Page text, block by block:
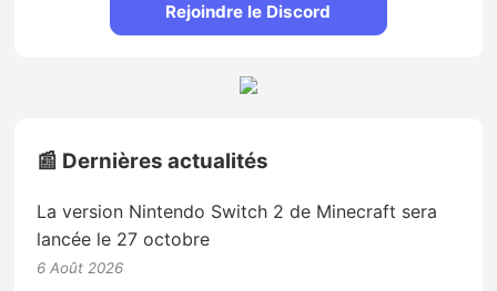
Rejoindre le Discord
📰 Dernières actualités
La version Nintendo Switch 2 de Minecraft sera
lancée le 27 octobre
6 Août 2026